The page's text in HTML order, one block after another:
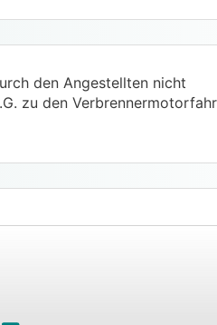
den Angestellten nicht
zu den